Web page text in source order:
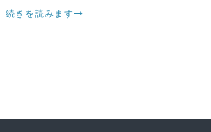
続きを読みます